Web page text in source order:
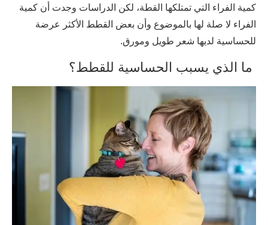
كمية الفراء التي تمتلكها القطة، لكن الدراسات وجدت أن كمية
الفراء لا صلة لها بالموضوع وأن بعض القطط الأكثر عرضة
للحساسية لديها شعر طويل ومورق.
ما الذي يسبب الحساسية للقطط؟